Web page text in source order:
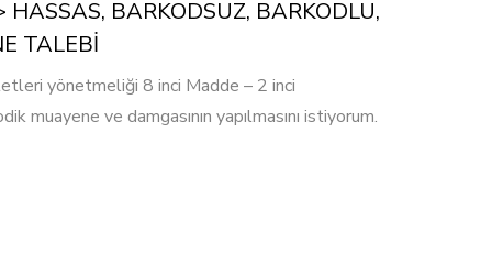
HASSAS, BARKODSUZ, BARKODLU,
TALEBİ
yönetmeliği 8 inci Madde – 2 inci
ve damgasının yapılmasını istiyorum.